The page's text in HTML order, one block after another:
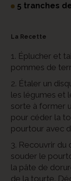
5 tranches
La Recette
1. Éplucher et
pommes de
2. Étaler un
les légumes et
sorte à former
pour céder la
pourtour avec
3. Recouvrir du
souder le
la pâte de
de la tourte.